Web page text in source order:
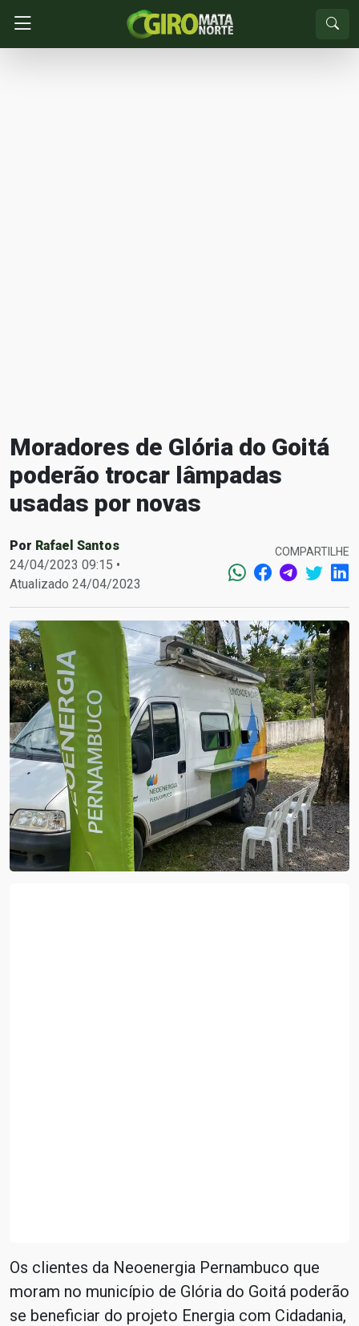
Moradores de Glória do Goitá
poderão trocar lâmpadas
usadas por novas
Por Rafael Santos
24/04/2023 09:15 •
Atualizado 24/04/2023
COMPARTILHE
Os clientes da Neoenergia Pernambuco que
moram no município de Glória do Goitá poderão
se beneficiar do projeto Energia com Cidadania,